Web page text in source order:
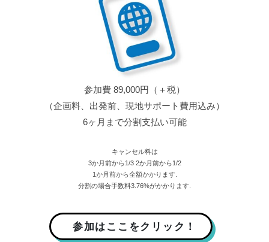
参加費 89,000円（＋税）
（企画料、出発前、現地サポート費用込み）
6ヶ月まで分割支払い可能
キャンセル料は
3か月前から1/3 2か月前から1/2
1か月前から全額かかります.
分割の場合手数料3.76%がかかります.
参加はここをクリック！